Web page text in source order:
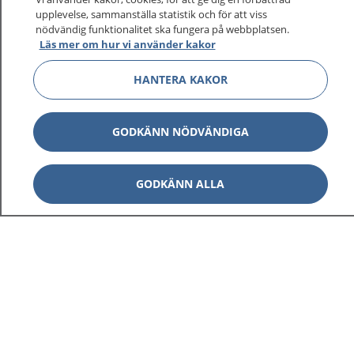
sjukdomar och vilka mottagningar du kan kontakta.
Logga in för att läsa din journal och göra dina
vårdärenden. Ring telefonnummer 1177 för
sjukvårdsrådgivning dygnet runt.
1177 ger dig råd när du vill må bättre.
1177 på flera språk Visa
upplevelse, sammanställa statistik och för att viss
nödvändig funktionalitet ska fungera på webbplatsen.
Läs mer om hur vi använder kakor
HANTERA KAKOR
GODKÄNN NÖDVÄNDIGA
GODKÄNN ALLA